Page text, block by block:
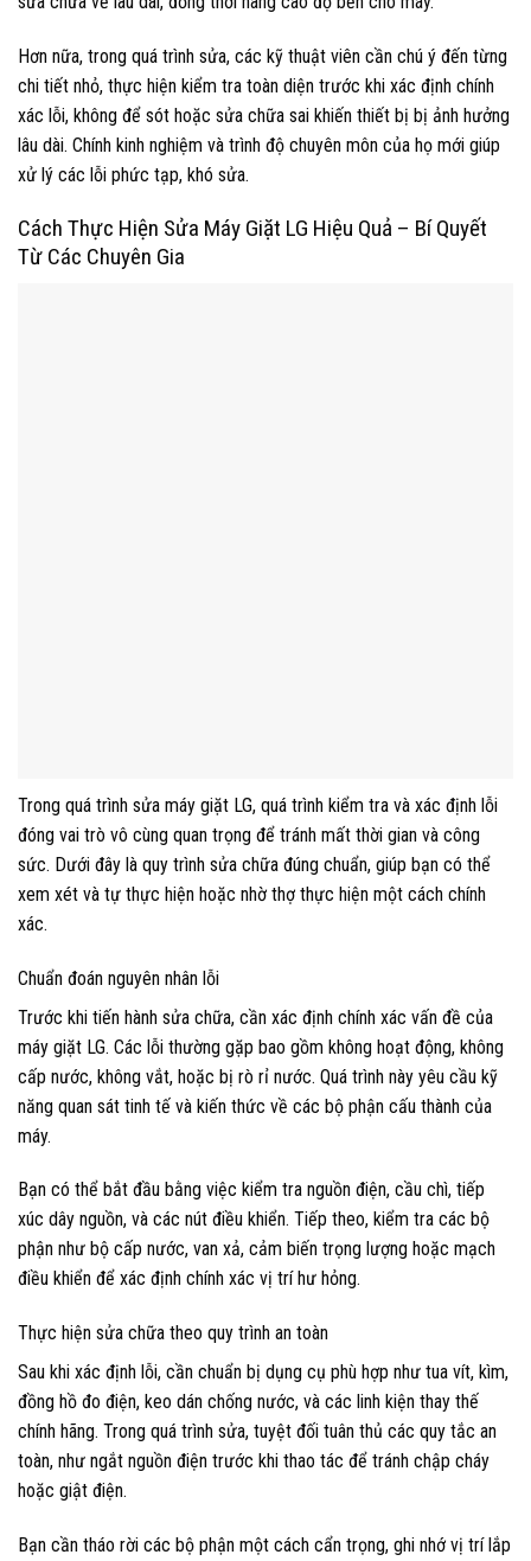
Hơn nữa, trong quá trình sửa, các kỹ thuật viên cần chú ý đến từng
chi tiết nhỏ, thực hiện kiểm tra toàn diện trước khi xác định chính
xác lỗi, không để sót hoặc sửa chữa sai khiến thiết bị bị ảnh hưởng
lâu dài. Chính kinh nghiệm và trình độ chuyên môn của họ mới giúp
xử lý các lỗi phức tạp, khó sửa.
Cách Thực Hiện Sửa Máy Giặt LG Hiệu Quả – Bí Quyết
Từ Các Chuyên Gia
Trong quá trình sửa máy giặt LG, quá trình kiểm tra và xác định lỗi
đóng vai trò vô cùng quan trọng để tránh mất thời gian và công
sức. Dưới đây là quy trình sửa chữa đúng chuẩn, giúp bạn có thể
xem xét và tự thực hiện hoặc nhờ thợ thực hiện một cách chính
xác.
Chuẩn đoán nguyên nhân lỗi
Trước khi tiến hành sửa chữa, cần xác định chính xác vấn đề của
máy giặt LG. Các lỗi thường gặp bao gồm không hoạt động, không
cấp nước, không vắt, hoặc bị rò rỉ nước. Quá trình này yêu cầu kỹ
năng quan sát tinh tế và kiến thức về các bộ phận cấu thành của
máy.
Bạn có thể bắt đầu bằng việc kiểm tra nguồn điện, cầu chì, tiếp
xúc dây nguồn, và các nút điều khiển. Tiếp theo, kiểm tra các bộ
phận như bộ cấp nước, van xả, cảm biến trọng lượng hoặc mạch
điều khiển để xác định chính xác vị trí hư hỏng.
Thực hiện sửa chữa theo quy trình an toàn
Sau khi xác định lỗi, cần chuẩn bị dụng cụ phù hợp như tua vít, kìm,
đồng hồ đo điện, keo dán chống nước, và các linh kiện thay thế
chính hãng. Trong quá trình sửa, tuyệt đối tuân thủ các quy tắc an
toàn, như ngắt nguồn điện trước khi thao tác để tránh chập cháy
hoặc giật điện.
Bạn cần tháo rời các bộ phận một cách cẩn trọng, ghi nhớ vị trí lắp